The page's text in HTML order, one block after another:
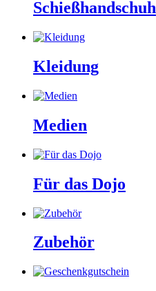
Schießhandschuh
Kleidung
Medien
Für das Dojo
Zubehör